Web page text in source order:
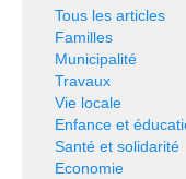
Tous les articles
Familles
Municipalité
Travaux
Vie locale
Enfance et
Santé et solidarité
Economie